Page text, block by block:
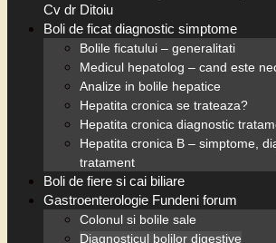
Cv dr Ditoiu
Boli de ficat diagnostic simptome
Bolile ficatului – generalitati
Medicul hepatolog – cand este
Analize in bolile hepatice
Hepatita cronica se trateaza?
Hepatita cronica diagnostic
Hepatita cronica B – simptome,
tratament
Boli de fiere si cai biliare
Gastroenterologie Fundeni forum
Colonul si bolile sale
Diagnosticul bolilor digestive